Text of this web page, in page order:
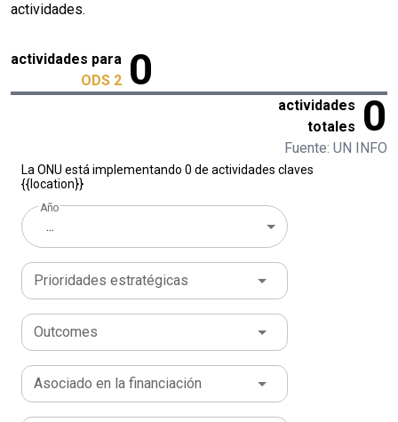
actividades.
actividades para
ODS 2 0
actividades
totales 0
Fuente: UN INFO
La ONU está implementando 0 de actividades claves
{{location}}
Año
...
Prioridades estratégicas
Outcomes
Asociado en la financiación